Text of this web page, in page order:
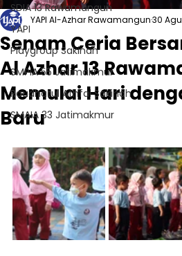
SDIA 13 Rawamangun
YAPI
Playgroup Sakinah
SMPIA 55 Jatimakmur
Raudhatul Athfal Sakinah
SMAIA 33 Jatimakmur
Senam Ceria
Al Azhar 13
Memulai Hari
Baru
YAPI Al-Azhar Rawamangun30